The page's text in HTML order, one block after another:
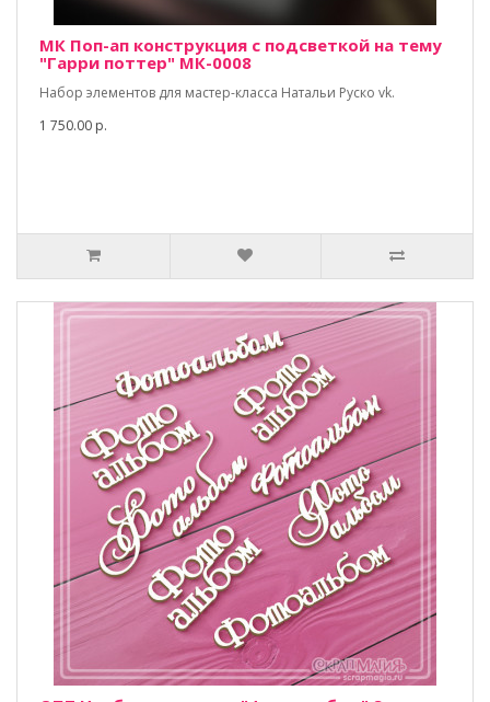
МК Поп-ап конструкция с подсветкой на тему
"Гарри поттер" МК-0008
Набор элементов для мастер-класса Натальи Руско vk.
1 750.00 р.